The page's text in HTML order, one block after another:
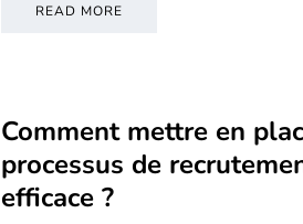
READ MORE
Comment mettre en
processus de
efficace ?